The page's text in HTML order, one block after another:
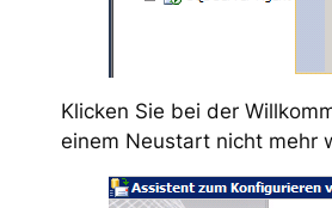
Klicken Sie bei der
einem Neustart nicht mehr